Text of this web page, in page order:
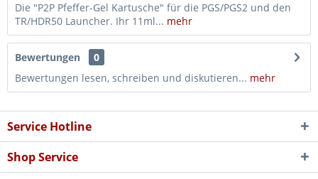
Die "P2P Pfeffer-Gel Kartusche" für die PGS/PGS2 und den
TR/HDR50 Launcher. Ihr 11ml... mehr
Bewertungen
0
Bewertungen lesen, schreiben und diskutieren... mehr
Service Hotline
Shop Service